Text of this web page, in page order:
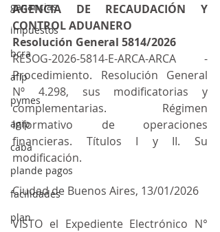
ganancias
impuestos
bcra
afip
pymes
agip
caba
plande pagos
facilidades
plan
AGENCIA DE RECAUDACIÓN Y
CONTROL ADUANERO
Resolución General 5814/2026
RESOG-2026-5814-E-ARCA-ARCA -
Procedimiento. Resolución General
Nº 4.298, sus modificatorias y
complementarias. Régimen
Informativo de operaciones
financieras. Títulos I y II. Su
modificación.
Ciudad de Buenos Aires, 13/01/2026
VISTO el Expediente Electrónico N°